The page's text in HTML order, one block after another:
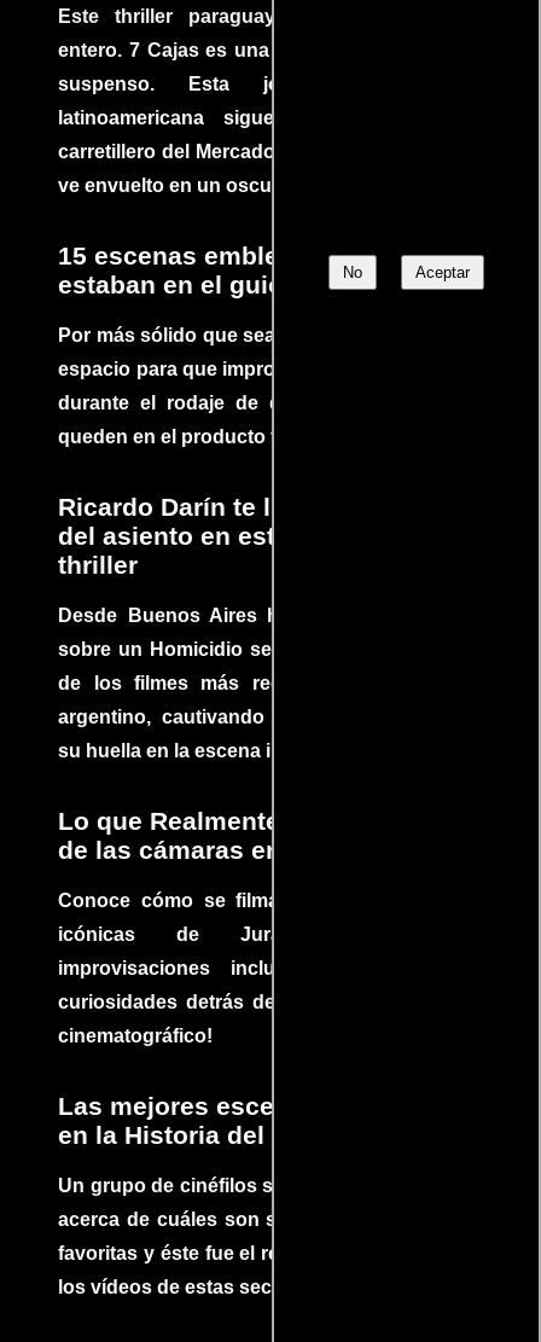
No Aceptar
Este thriller paraguayo cautivó al mundo
entero. 7 Cajas es una explosión de acción y
suspenso. Esta joya cinematográfica
latinoamericana sigue la historia de un
carretillero del Mercado 4 de Asunción que se
ve envuelto en un oscuro mundo de crimen
15 escenas emblemáticas que no
estaban en el guion
Por más sólido que sea un guión siempre hay
espacio para que improvisaciones que se dan
durante el rodaje de determinadas escenas
queden en el producto final.
Ricardo Darín te llevará al borde
del asiento en este increíble
thriller
Desde Buenos Aires hasta el mundo, Tesis
sobre un Homicidio se ha convertido en uno
de los filmes más recomendados del cine
argentino, cautivando audiencias y dejando
su huella en la escena internacional.
Lo que Realmente Sucedió detrás
de las cámaras en Jurassic Park
Conoce cómo se filmaron algunas escenas
icónicas de Jurassic Park, con
improvisaciones incluidas. ¡Descubre las
curiosidades detrás del rodaje de un clásico
cinematográfico!
Las mejores escenas de acción
en la Historia del cine
Un grupo de cinéfilos se juntaron para debatir
acerca de cuáles son sus escenas de acción
favoritas y éste fue el resultado. No te pierdas
los vídeos de estas secuencias inolvidables.